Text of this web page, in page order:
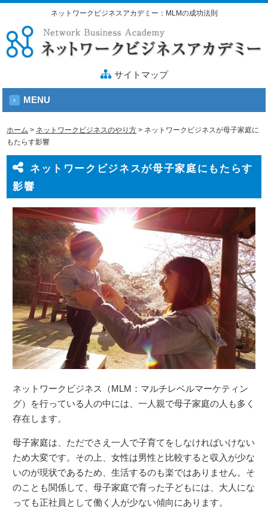
ネットワークビジネスアカデミー：MLMの成功法則
サイトマップ
MENU
ホーム > ネットワークビジネスのやり方 > ネットワークビジネスが母子家庭に
もたらす影響
ネットワークビジネスが母子家庭にもたらす
影響
ネットワークビジネス（MLM：マルチレベルマーケティン
グ）を行っている人の中には、一人親で母子家庭の人も多く
存在します。
母子家庭は、ただでさえ一人で子育てをしなければいけない
ため大変です。その上、女性は男性と比較すると収入が少な
いのが現状であるため、生活するのも楽ではありません。そ
のことも関係して、母子家庭で育った子どもには、大人にな
っても正社員として働く人が少ない傾向にあります。